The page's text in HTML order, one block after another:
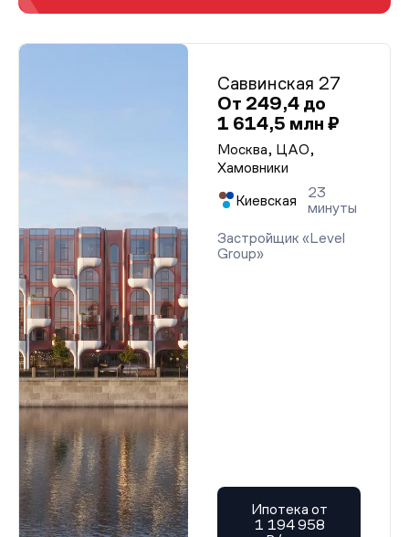
Саввинская 27
От 249,4 до
1 614,5 млн ₽
Москва, ЦАО,
Хамовники
Киевская
23
минуты
Застройщик «Level
Group»
Ипотека от
1 194 958